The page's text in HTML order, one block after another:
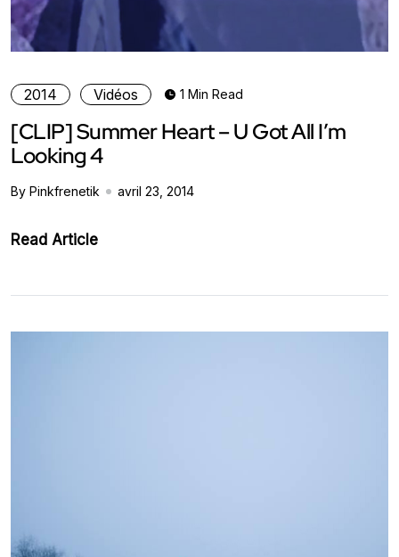
2014 Vidéos 1 Min Read
[CLIP] Summer Heart – U Got All I’m
Looking 4
By Pinkfrenetik avril 23, 2014
Read Article